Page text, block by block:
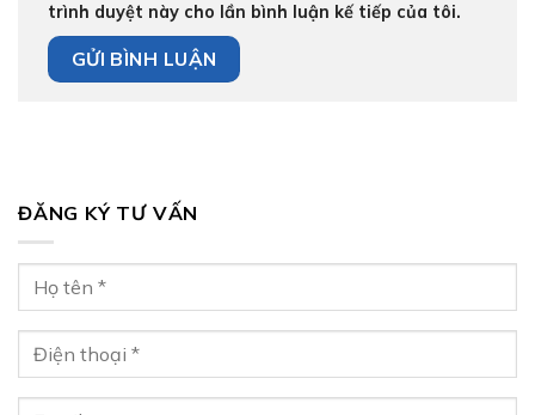
trình duyệt này cho lần bình luận kế tiếp của tôi.
ĐĂNG KÝ TƯ VẤN